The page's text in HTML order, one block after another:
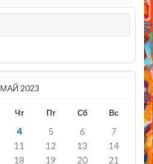
МАЙ 2023
Чт Пт Сб Вс
4 5 6
7
11 12 13
14
18 19 20
21